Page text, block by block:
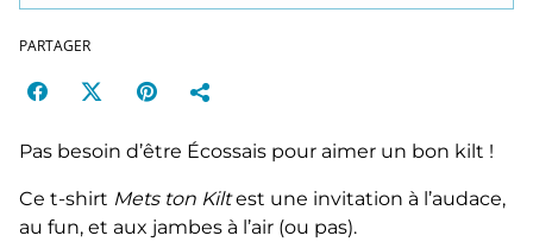
PARTAGER
Pas besoin d’être Écossais pour aimer un bon kilt !
Ce t-shirt Mets ton Kiltest une invitation à l’audace,
au fun, et aux jambes à l’air (ou pas).